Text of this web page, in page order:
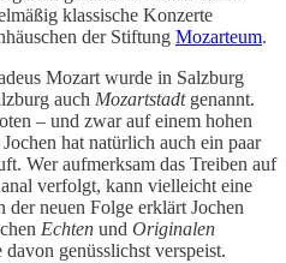
klassische Konzerte
der Stiftung Mozarteum.
Mozart wurde in Salzburg
auch Mozartstadtgenannt.
– und zwar auf einem hohen
hat natürlich auch ein paar
Wer aufmerksam das Treiben auf
verfolgt, kann vielleicht eine
neuen Folge erklärt Jochen
Echten und Originalen
genüsslichst verspeist.